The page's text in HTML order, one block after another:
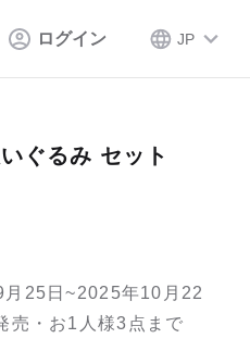
ログイン JP
ぐるみ セット
25日~2025年10月22
売・お1人様3点まで